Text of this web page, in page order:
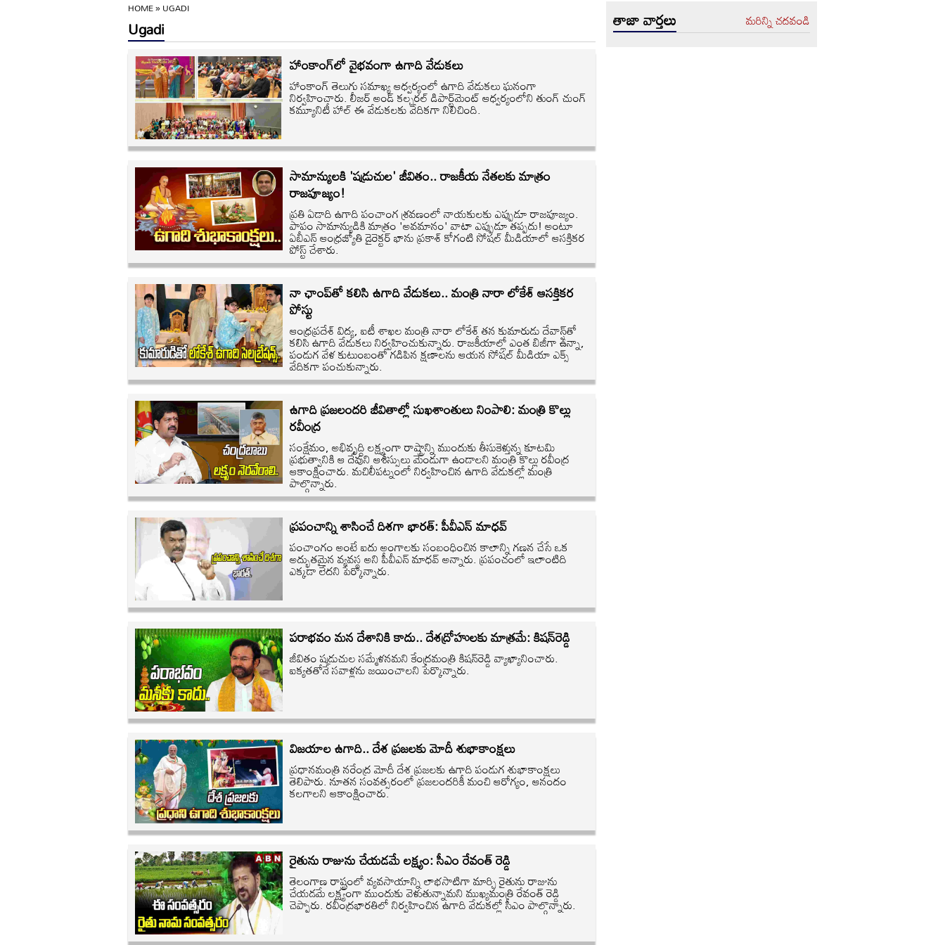
HOME»UGADI
Ugadi
హాంకాంగ్‌లో వైభవంగా ఉగాది వేడుకలు
హాంకాంగ్ తెలుగు సమాఖ్య ఆధ్వర్యంలో ఉగాది వేడుకలు ఘనంగా
నిర్వహించారు. లీజర్ అండ్ కల్చరల్ డిపార్ట్‌మెంట్ ఆధ్వర్యంలోని తుంగ్ చుంగ్
కమ్యూనిటీ హాల్ ఈ వేడుకలకు వేదికగా నిలిచింది.
సామాన్యులకి 'షడ్రుచుల' జీవితం.. రాజకీయ నేతలకు మాత్రం
రాజపూజ్యం!
ప్రతి ఏడాది ఉగాది పంచాంగ శ్రవణంలో నాయకులకు ఎప్పుడూ రాజపూజ్యం.
పాపం సామాన్యుడికి మాత్రం 'అవమానం' వాటా ఎప్పుడూ తప్పదు! అంటూ
ఏబీఎన్ ఆంధ్రజ్యోతి డైరెక్టర్ భాను ప్రకాశ్ కోగంటి సోషల్ మీడియాలో ఆసక్తికర
పోస్ట్ చేశారు.
నా ఛాంప్‌తో కలిసి ఉగాది వేడుకలు.. మంత్రి నారా లోకేశ్ ఆసక్తికర
పోస్టు
ఆంధ్రప్రదేశ్ విద్య, ఐటీ శాఖల మంత్రి నారా లోకేశ్ తన కుమారుడు దేవాన్ష్‌తో
కలిసి ఉగాది వేడుకలు నిర్వహించుకున్నారు. రాజకీయాల్లో ఎంత బిజీగా ఉన్నా,
పండుగ వేళ కుటుంబంతో గడిపిన క్షణాలను ఆయన సోషల్ మీడియా ఎక్స్
వేదికగా పంచుకున్నారు.
ఉగాది ప్రజలందరి జీవితాల్లో సుఖశాంతులు నింపాలి: మంత్రి కొల్లు
రవీంద్ర
సంక్షేమం, అభివృద్ధి లక్ష్యంగా రాష్ట్రాన్ని ముందుకు తీసుకెళ్తున్న కూటమి
ప్రభుత్వానికి ఆ దేవుని ఆశీస్సులు మెండుగా ఉండాలని మంత్రి కొల్లు రవీంద్ర
ఆకాంక్షించారు. మచిలీపట్నంలో నిర్వహించిన ఉగాది వేడుకల్లో మంత్రి
పాల్గొన్నారు.
ప్రపంచాన్ని శాసించే దిశగా భారత్: పీవీఎన్ మాధవ్
పంచాంగం అంటే ఐదు అంగాలకు సంబంధించిన కాలాన్ని గణన చేసే ఒక
అద్భుతమైన వ్యవస్థ అని పీవీఎన్ మాధవ్ అన్నారు. ప్రపంచంలో ఇలాంటిది
ఎక్కడా లేదని పేర్కొన్నారు.
పరాభవం మన దేశానికి కాదు.. దేశద్రోహులకు మాత్రమే: కిషన్‌రెడ్డి
జీవితం షడ్రుచుల సమ్మేళనమని కేంద్రమంత్రి కిషన్‌రెడ్డి వ్యాఖ్యానించారు.
ఐక్యతతోనే సవాళ్లను జయించాలని పేర్కొన్నారు.
విజయాల ఉగాది.. దేశ ప్రజలకు మోదీ శుభాకాంక్షలు
ప్రధానమంత్రి నరేంద్ర మోదీ దేశ ప్రజలకు ఉగాది పండుగ శుభాకాంక్షలు
తెలిపారు. నూతన సంవత్సరంలో ప్రజలందరికీ మంచి ఆరోగ్యం, ఆనందం
కలగాలని ఆకాంక్షించారు.
రైతును రాజును చేయడమే లక్ష్యం: సీఎం రేవంత్ రెడ్డి
తెలంగాణ రాష్ట్రంలో వ్యవసాయాన్ని లాభసాటిగా మార్చి రైతును రాజును
చేయడమే లక్ష్యంగా ముందుకు వెళుతున్నామని ముఖ్యమంత్రి రేవంత్ రెడ్డి
చెప్పారు. రవీంద్రభారతిలో నిర్వహించిన ఉగాది వేడుకల్లో సీఎం పాల్గొన్నారు.
తాజా వార్తలు మరిన్ని చదవండి